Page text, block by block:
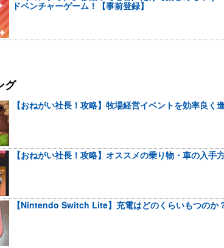
ドベンチャーゲーム！【事前登録】
グ
【おねがい社長！攻略】牧場経営イベントを効率良く
【おねがい社長！攻略】オススメの乗り物・車の入手
【Nintendo Switch Lite】充電はどのくらいもつのか